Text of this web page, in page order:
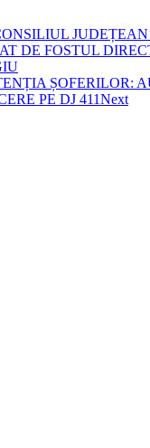
DE FOSTUL
ȘOFERILOR:
PE DJ 411Next